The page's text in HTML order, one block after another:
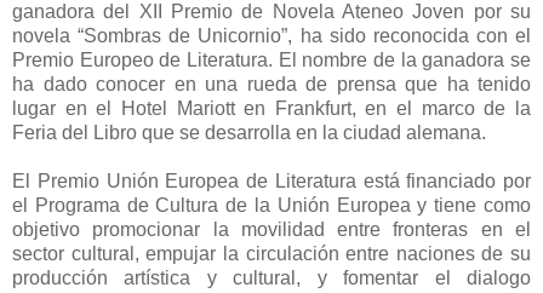
ganadora del XII Premio de Novela Ateneo Joven por su
novela “Sombras de Unicornio”, ha sido reconocida con el
Premio Europeo de Literatura. El nombre de la ganadora se
ha dado conocer en una rueda de prensa que ha tenido
lugar en el Hotel Mariott en Frankfurt, en el marco de la
Feria del Libro que se desarrolla en la ciudad alemana.
El Premio Unión Europea de Literatura está financiado por
el Programa de Cultura de la Unión Europea y tiene como
objetivo promocionar la movilidad entre fronteras en el
sector cultural, empujar la circulación entre naciones de su
producción artística y cultural, y fomentar el dialogo